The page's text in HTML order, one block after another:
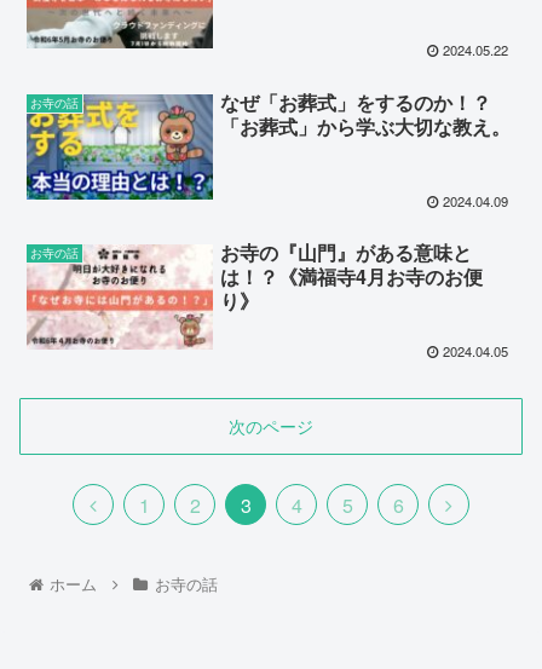
2024.05.22
お寺の話
なぜ「お葬式」をするのか！？
「お葬式」から学ぶ大切な教え。
2024.04.09
お寺の話
お寺の『山門』がある意味と
は！？《満福寺4月お寺のお便
り》
2024.04.05
次のページ
1 2 3 4 5 6
ホーム お寺の話